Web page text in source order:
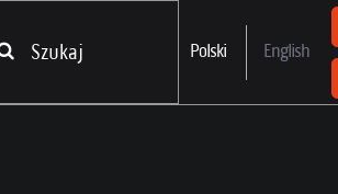
Polski English